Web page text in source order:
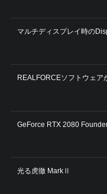
マルチディスプレイ時の
REALFORCEソフトウェ
GeForce RTX 2080
光る虎徹 MarkⅡ